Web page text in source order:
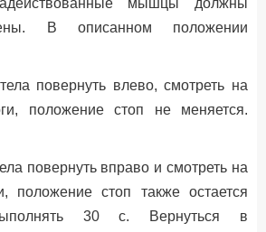
мышцы должны
В описанном положении
повернуть влево, смотреть на
положение стоп не меняется.
повернуть вправо и смотреть на
положение стоп также остается
30 с. Вернуться в